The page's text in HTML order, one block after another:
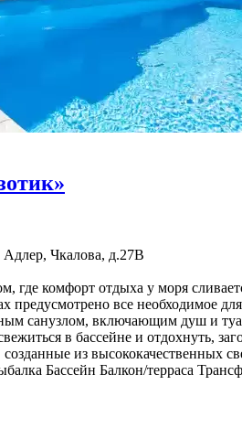
Чкалова, д.27В
где комфорт отдыха у моря
предусмотрено все необходимое
санузлом, включающим душ и
в бассейне и отдохнуть,
из высококачественных
Бассейн Балкон/терраса